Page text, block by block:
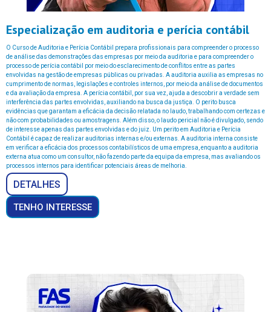
Especialização em auditoria e perícia contábil
O CursodeAuditoria e Perícia Contábil prepara profissionais para compreendero processo
deanálisedas demonstrações das empresas por meioda auditoria e para compreendero
processode perícia contábil por meiodoesclarecimentodeconflitos entreas partes
envolvidas na gestãodeempresas públicas ou privadas. Aauditoria auxilia as empresas no
cumprimentode normas, legislações econtroles internos, por meioda análisededocumentos
eda avaliaçãoda empresa. A perícia contábil, por sua vez, ajuda a descobrira verdade sem
interferência das partes envolvidas, auxiliando na busca da justiça. O perito busca
evidências quegarantam a eficácia da decisão relatada no laudo, trabalhandocom certezas e
nãocom probabilidades ou amostragens. Além disso, o laudo pericial nãoédivulgado, sendo
deinteresseapenas das partes envolvidas edojuiz. Um peritoem Auditoria e Perícia
Contábil écapaz de realizarauditorias internas e/ou externas. Aauditoria interna consiste
em verificara eficácia dos processos contabilísticos de uma empresa, enquantoa auditoria
externa atua como um consultor, nãofazendo parteda equipa da empresa, mas avaliandoos
processos internos para identificar potenciais áreas de melhoria.
DETALHES
TENHO INTERESSE